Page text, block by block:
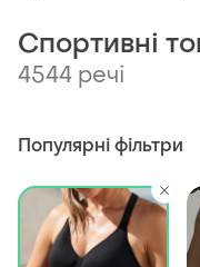
Спортивні
4544 речі
Популярні фільтри